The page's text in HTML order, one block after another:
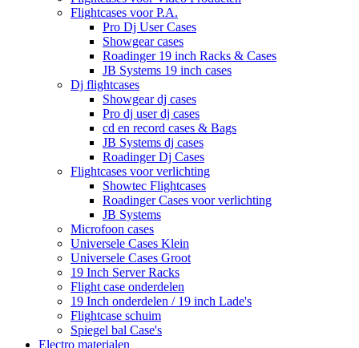
Flightcases voor P.A.
Pro Dj User Cases
Showgear cases
Roadinger 19 inch Racks & Cases
JB Systems 19 inch cases
Dj flightcases
Showgear dj cases
Pro dj user dj cases
cd en record cases & Bags
JB Systems dj cases
Roadinger Dj Cases
Flightcases voor verlichting
Showtec Flightcases
Roadinger Cases voor verlichting
JB Systems
Microfoon cases
Universele Cases Klein
Universele Cases Groot
19 Inch Server Racks
Flight case onderdelen
19 Inch onderdelen / 19 inch Lade's
Flightcase schuim
Spiegel bal Case's
Electro materialen